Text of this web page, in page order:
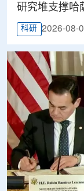
研究堆支撑哈
科研 2026-08-